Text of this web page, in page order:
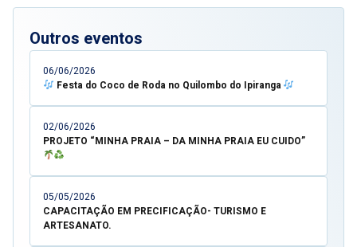
Outros eventos
06/06/2026
Festa do Coco de Roda no Quilombo do Ipiranga
02/06/2026
PROJETO “MINHA PRAIA – DA MINHA PRAIA EU CUIDO”
05/05/2026
CAPACITAÇÃO EM PRECIFICAÇÃO- TURISMO E
ARTESANATO.